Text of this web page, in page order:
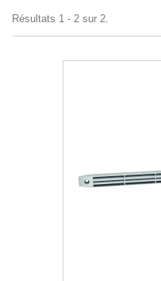
Résultats 1 - 2 sur 2.